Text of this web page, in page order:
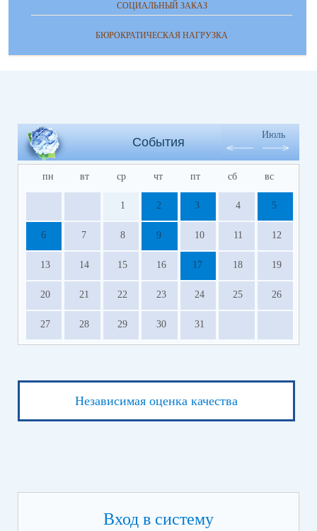
СОЦИАЛЬНЫЙ ЗАКАЗ
БЮРОКРАТИЧЕСКАЯ НАГРУЗКА
События
Июль
пн вт ср чт пт сб вс
1 2 3 4 5
6 7 8 9 10 11 12
13 14 15 16 17 18 19
20 21 22 23 24 25 26
27 28 29 30 31
Независимая оценка качества
Вход в систему